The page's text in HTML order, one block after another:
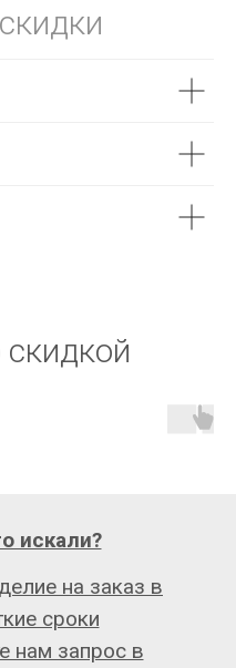
на заказ в
сроки
нам запрос в
искали?